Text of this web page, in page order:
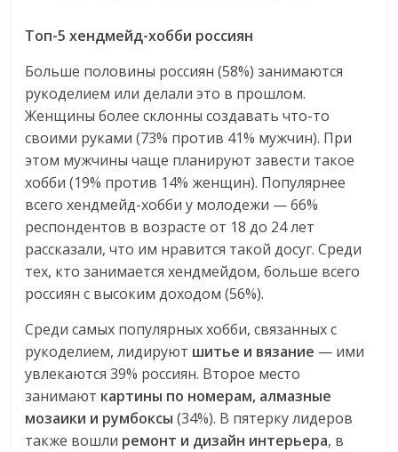
Топ-5 хендмейд-хобби россиян
Больше половины россиян (58%) занимаются
рукоделием или делали это в прошлом.
Женщины более склонны создавать что-то
своими руками (73% против 41% мужчин). При
этом мужчины чаще планируют завести такое
хобби (19% против 14% женщин). Популярнее
всего хендмейд-хобби у молодежи — 66%
респондентов в возрасте от 18 до 24 лет
рассказали, что им нравится такой досуг. Среди
тех, кто занимается хендмейдом, больше всего
россиян с высоким доходом (56%).
Среди самых популярных хобби, связанных с
рукоделием, лидируют шитье и вязание — ими
увлекаются 39% россиян. Второе место
занимают картины по номерам, алмазные
мозаики и румбоксы (34%). В пятерку лидеров
также вошли ремонт и дизайн интерьера, в